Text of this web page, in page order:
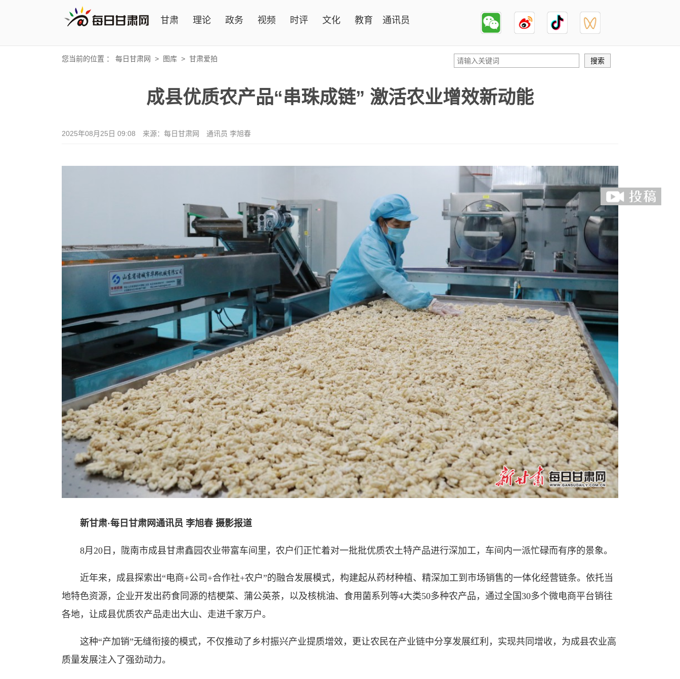
甘肃 理论 政务 视频 时评 文化 教育 通讯员
您当前的位置 ： 每日甘肃网 > 图库 > 甘肃爱拍
成县优质农产品“串珠成链” 激活农业增效新动能
2025年08月25日 09:08 来源：每日甘肃网 通讯员 李旭春
新甘肃·每日甘肃网通讯员 李旭春 摄影报道
8月20日，陇南市成县甘肃鑫园农业带富车间里，农户们正忙着对一批批优质农土特产品进行深加工，车间内一派忙碌而有序的景象。
近年来，成县探索出“电商+公司+合作社+农户”的融合发展模式，构建起从药材种植、精深加工到市场销售的一体化经营链条。依托当
地特色资源，企业开发出药食同源的桔梗菜、蒲公英茶，以及核桃油、食用菌系列等4大类50多种农产品，通过全国30多个微电商平台销往
各地，让成县优质农产品走出大山、走进千家万户。
这种“产加销”无缝衔接的模式，不仅推动了乡村振兴产业提质增效，更让农民在产业链中分享发展红利，实现共同增收，为成县农业高
质量发展注入了强劲动力。